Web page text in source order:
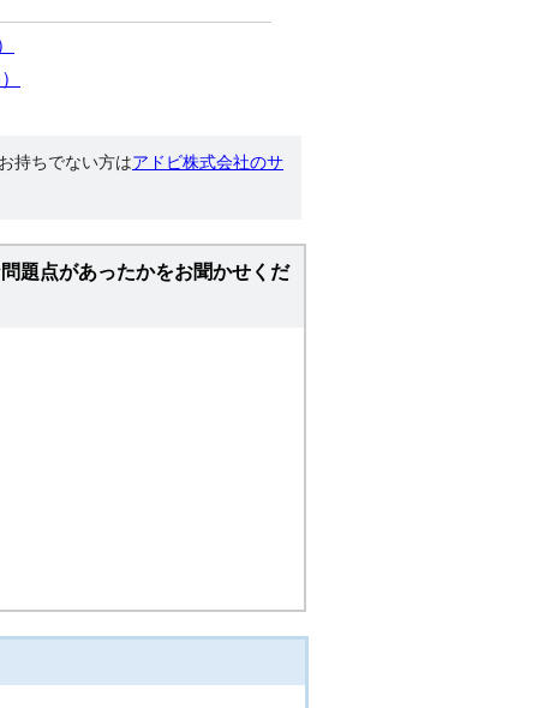
持ちでない方はアドビ株式会社のサ
題点があったかをお聞かせくだ